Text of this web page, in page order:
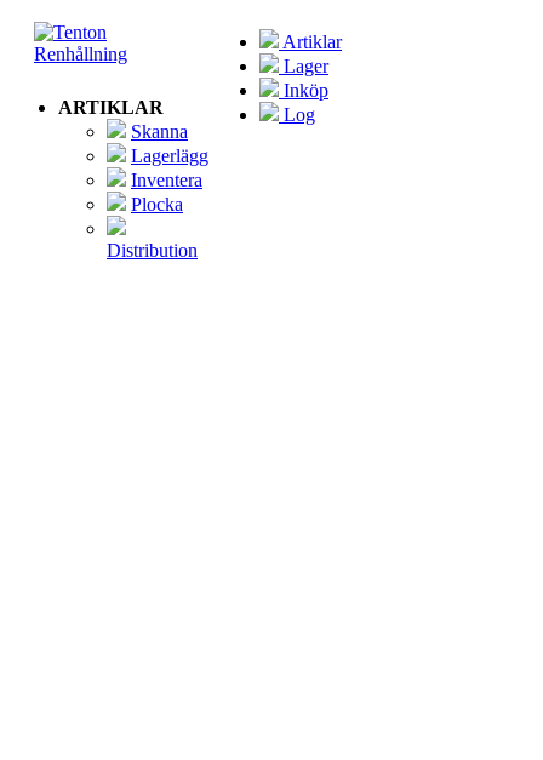
ARTIKLAR
Skanna
Lagerlägg
Inventera
Plocka
Distribution
Artiklar
Lager
Inköp
Log